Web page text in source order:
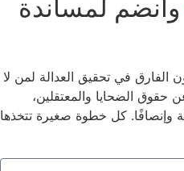
وانضم لمساندة
الفارق في تحقيق العدالة لمن لا
حقوق الضحايا والمعتقلين،
وإنصافًا. كل خطوة صغيرة تتخذها